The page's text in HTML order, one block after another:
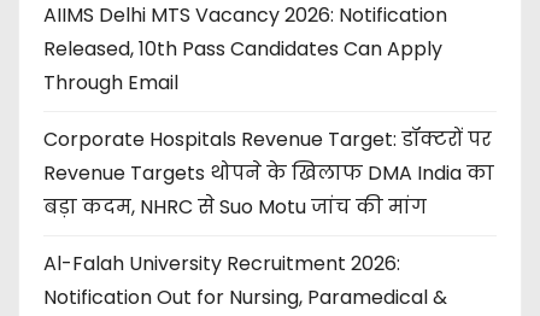
AIIMS Delhi MTS Vacancy 2026: Notification
Released, 10th Pass Candidates Can Apply
Through Email
Corporate Hospitals Revenue Target: डॉक्टरों पर
Revenue Targets थोपने के खिलाफ DMA India का
बड़ा कदम, NHRC से Suo Motu जांच की मांग
Al-Falah University Recruitment 2026:
Notification Out for Nursing, Paramedical &